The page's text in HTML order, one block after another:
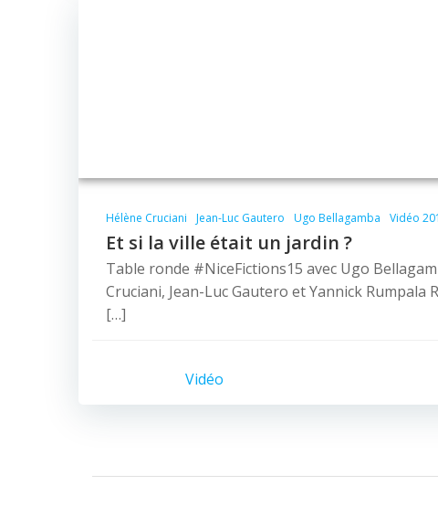
Hélène Cruciani Jean-Luc Gautero Ugo Bellagamba Vidéo
Et si la ville était un jardin ?
Table ronde #NiceFictions15 avec Ugo
Cruciani, Jean-Luc Gautero et Yannick Rumpala
[…]
Vidéo